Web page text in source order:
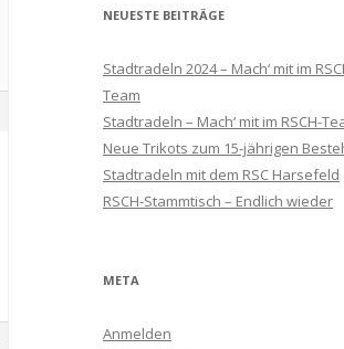
NEUESTE BEITRÄGE
Stadtradeln 2024 – Mach‘ mit im
Team
Stadtradeln – Mach‘ mit im RSCH-
Neue Trikots zum 15-jährigen
Stadtradeln mit dem RSC Harsefeld
RSCH-Stammtisch – Endlich wieder
META
Anmelden